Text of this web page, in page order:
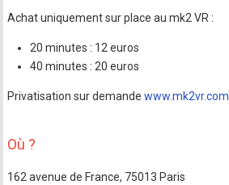
Achat uniquement sur place au mk2 VR :
20 minutes : 12 euros
40 minutes : 20 euros
Privatisation sur demandewww.mk2vr.com
Où ?
162 avenue de France, 75013 Paris